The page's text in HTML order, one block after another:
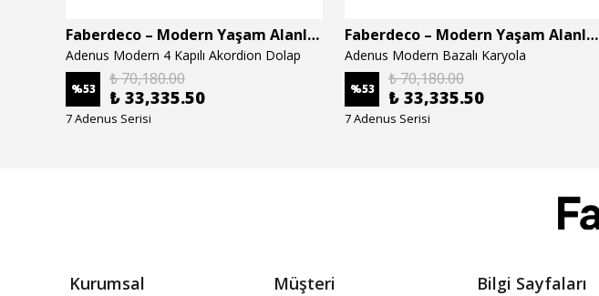
Faberdeco – Modern Yaşam Alanları İçin Özel Tasarım Mobilyalar
Adenus Modern 4 Kapılı Akordion Dolap
%53
₺ 70,180.00
₺ 33,335.50
7 Adenus Serisi
Faberdeco – Modern Yaşam Alanları İçin Özel Tasarım Mobilyalar
Adenus Modern Bazalı Karyola
%53
₺ 70,180.00
₺ 33,335.50
7 Adenus Serisi
Kurumsal Müşteri Bilgi Sayfaları